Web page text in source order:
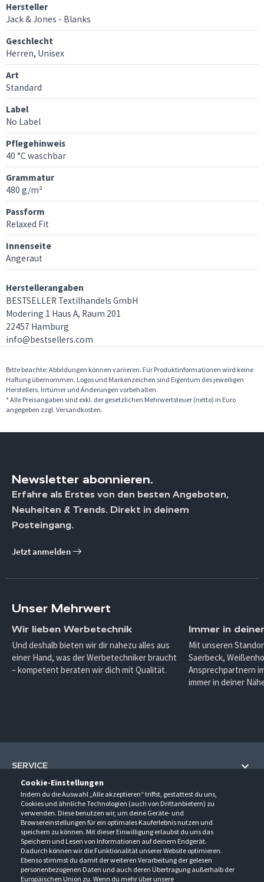
Cookie-Einstellungen
Indem du die Auswahl „Alle akzeptieren“ triffst, gestattest du uns,
Cookies und ähnliche Technologien (auch von Drittanbietern) zu
verwenden. Diese benutzen wir, um deine Geräte- und
Browsereinstellungen für ein optimales Kauferlebnis nutzen und
speichern zu können. Mit dieser Einwilligung erlaubst du uns das
Speichern und Lesen von Informationen auf deinem Endgerät.
Dadurch können wir die Funktionalität unserer Website optimieren.
Ebenso stimmst du damit der weiteren Verarbeitung der gelesen
personenbezogenen Daten und auch deren Übertragung außerhalb der
Europäischen Union zu. Wenn du mehr über unsere
Hersteller
Jack & Jones - Blanks
Geschlecht
Herren, Unisex
Art
Standard
Label
No Label
Pflegehinweis
40 °C waschbar
Grammatur
480 g/m²
Passform
Relaxed Fit
Innenseite
Angeraut
Herstellerangaben
BESTSELLER Textilhandels GmbH
Modering 1 Haus A, Raum 201
22457 Hamburg
info@bestsellers.com
Bitte beachte: Abbildungen können variieren. Für Produktinformationen wird keine
Haftung übernommen. Logos und Markenzeichen sind Eigentum des jeweiligen
Herstellers. Irrtümer und Änderungen vorbehalten.
* Alle Preisangaben sind exkl. der gesetzlichen Mehrwertsteuer (netto) in Euro
angegeben zzgl. Versandkosten.
Newsletter abonnieren.
Erfahre als Erstes von den besten Angeboten,
Neuheiten & Trends. Direkt in deinem
Posteingang.
Jetzt anmelden
Unser Mehrwert
Wir lieben Werbetechnik
Und deshalb bieten wir dir nahezu alles aus
einer Hand, was der Werbetechniker braucht
– kompetent beraten wir dich mit Qualität.
Immer in
Mit unseren
Saerbeck,
Ansprechpartnern
immer in deiner
SERVICE
Hilfe und Information
Fragen und Antworten (FAQ)
Kontakt
Newsletter
Events
Downloads
UNTERNEHMEN
Über uns
Anfahrt
Ansprechpartner
Außendienstbesuch
KONTAKT
Gröner-Schulze GmbH
Sarirstraße 5
12529 Schönefeld
ÖFFNUNGSZEITEN
Montag - Donnerstag 9:00 - 17:00